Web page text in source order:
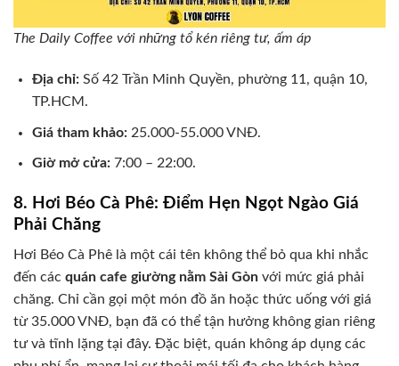
The Daily Coffee với những tổ kén riêng tư, ấm áp
Địa chỉ:Số 42 Trần Minh Quyền, phường 11, quận 10,
TP.HCM.
Giá tham khảo:25.000-55.000 VNĐ.
Giờ mở cửa:7:00 – 22:00.
8. Hơi Béo Cà Phê: Điểm Hẹn Ngọt Ngào Giá
Phải Chăng
Hơi Béo Cà Phê là một cái tên không thể bỏ qua khi nhắc
đến các quán cafe giường nằm Sài Gòn với mức giá phải
chăng. Chỉ cần gọi một món đồ ăn hoặc thức uống với giá
từ 35.000 VNĐ, bạn đã có thể tận hưởng không gian riêng
tư và tĩnh lặng tại đây. Đặc biệt, quán không áp dụng các